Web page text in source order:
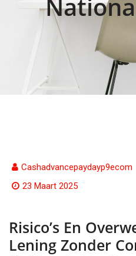
Cashadvancepaydayp9ecom
23 Maart 2025
Risico’s En
Lening Zonder